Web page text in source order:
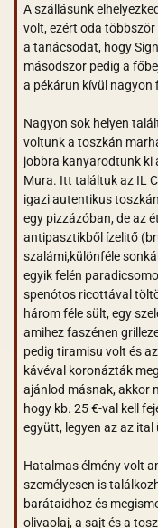
A szállásunk
volt, ezért oda
a tanácsodat, hogy
másodszor pedig a
a pékárun kívül nagyon
Nagyon sok helyen
voltunk a toszkán
jobbra kanyarodtunk ki
Mura. Itt találtuk az IL
igazi autentikus
egy pizzázóban, de az
antipasztikből ízelitő
szalámi,különféle
egyik felén
spenótos ricottával
három féle sült, egy
amihez faszénen
pedig tiramisu volt és
kávéval koronázták
ajánlod másnak, akkor
hogy kb. 25 €-val kell
együtt, legyen az az ital
Hatalmas élmény volt
személyesen is
barátaidhoz és
olivaolaj, a sajt és a